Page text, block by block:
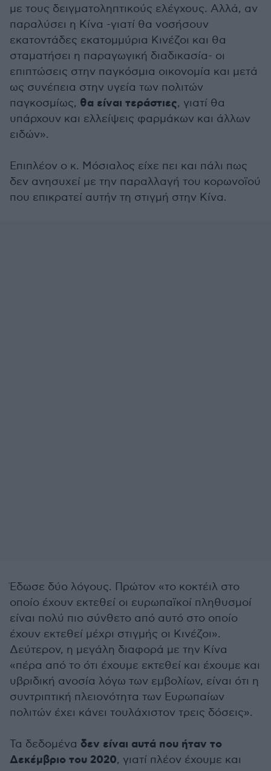
με τους δειγματοληπτικούς ελέγχους. Αλλά, αν
παραλύσει η Κίνα -γιατί θα νοσήσουν
εκατοντάδες εκατομμύρια Κινέζοι και θα
σταματήσει η παραγωγική διαδικασία- οι
επιπτώσεις στην παγκόσμια οικονομία και μετά
ως συνέπεια στην υγεία των πολιτών
παγκοσμίως, θα είναι τεράστιες, γιατί θα
υπάρχουν και ελλείψεις φαρμάκων και άλλων
ειδών».
Επιπλέον ο κ. Μόσιαλος είχε πει και πάλι πως
δεν ανησυχεί με την παραλλαγή του κορωνοϊού
που επικρατεί αυτήν τη στιγμή στην Κίνα.
Έδωσε δύο λόγους. Πρώτον «το κοκτέιλ στο
οποίο έχουν εκτεθεί οι ευρωπαϊκοί πληθυσμοί
είναι πολύ πιο σύνθετο από αυτό στο οποίο
έχουν εκτεθεί μέχρι στιγμής οι Κινέζοι».
Δεύτερον, η μεγάλη διαφορά με την Κίνα
«πέρα από το ότι έχουμε εκτεθεί και έχουμε και
υβριδική ανοσία λόγω των εμβολίων, είναι ότι η
συντριπτική πλειονότητα των Ευρωπαίων
πολιτών έχει κάνει τουλάχιστον τρεις δόσεις».
Τα δεδομένα δεν είναι αυτά που ήταν το
Δεκέμβριο του 2020, γιατί πλέον έχουμε και